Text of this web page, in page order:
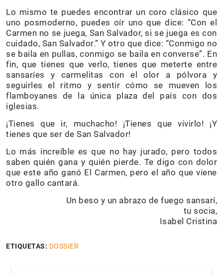
Lo mismo te puedes encontrar un coro clásico que
uno posmoderno, puedes oír uno que dice: “Con el
Carmen no se juega, San Salvador, si se juega es con
cuidado, San Salvador.” Y otro que dice: “Conmigo no
se baila en pullas, conmigo se baila en converse”. En
fin, que tienes que verlo, tienes que meterte entre
sansaríes y carmelitas con el olor a pólvora y
seguirles el ritmo y sentir cómo se mueven los
flamboyanes de la única plaza del país con dos
iglesias.
¡Tienes que ir, muchacho! ¡Tienes que vivirlo! ¡Y
tienes que ser de San Salvador!
Lo más increíble es que no hay jurado, pero todos
saben quién gana y quién pierde. Te digo con dolor
que este año ganó El Carmen, pero el año que viene
otro gallo cantará.
Un beso y un abrazo de fuego sansarí,
tu socia,
Isabel Cristina
ETIQUETAS: DOSSIER